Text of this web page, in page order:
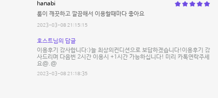
hanabi
룸이 깨끗하고 깔끔해서 이용할때마다 좋아요
2023-03-08 21:15:15
호스트님의 답글
이용후기 감사합니다:)늘 최상의컨디션으로 보답하겠습니다!이용후기 감
사드리며 다음번 2시간 이용시 +1시간 가능하십니다! 미리 카톡연락주세
요@.@
2023-03-08 21:18:35